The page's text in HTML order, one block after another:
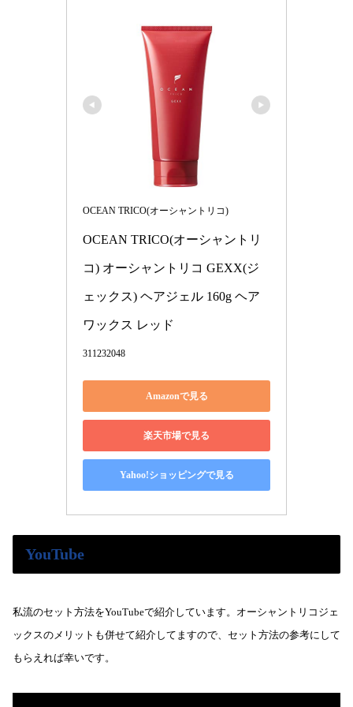
OCEAN TRICO(オーシャントリコ)
OCEAN TRICO(オーシャントリ
コ) オーシャントリコ GEXX(ジ
ェックス) ヘアジェル 160g ヘア
ワックス レッド
311232048
Amazonで見る
楽天市場で見る
Yahoo!ショッピングで見る
YouTube
私流のセット方法をYouTubeで紹介しています。オーシャントリコジェ
ックスのメリットも併せて紹介してますので、セット方法の参考にして
もらえれば幸いです。